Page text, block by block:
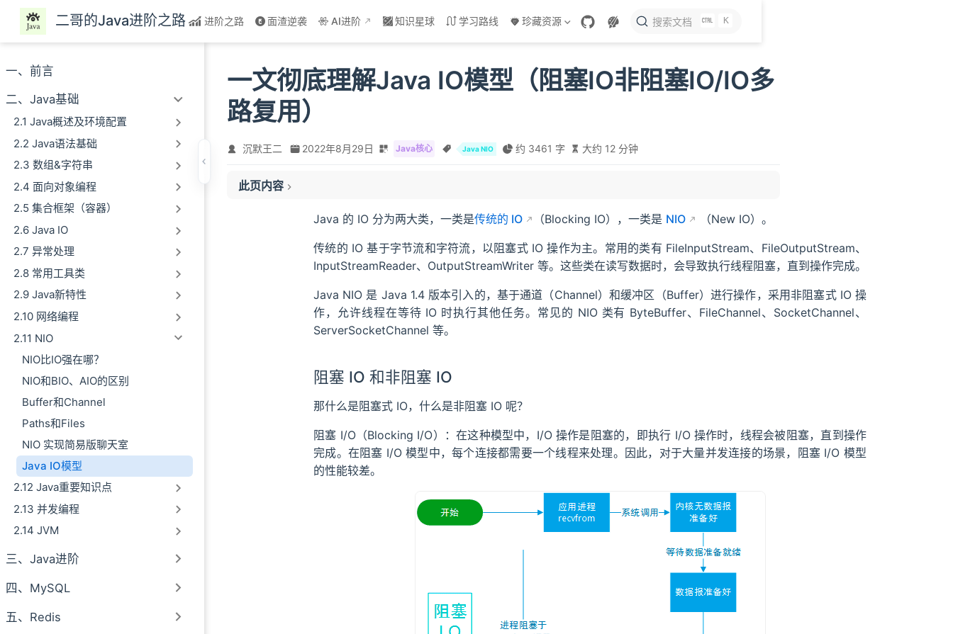
跳至主要內容
二哥的Java进阶之路 进阶之路 面渣逆袭 AI进阶 知识星球 学习路线 珍藏资源 搜索文档 K
一、前言
二、Java基础
2.1 Java概述及环境配置
2.2 Java语法基础
2.3 数组&字符串
2.4 面向对象编程
2.5 集合框架（容器）
2.6 Java IO
2.7 异常处理
2.8 常用工具类
2.9 Java新特性
2.10 网络编程
2.11 NIO
NIO比IO强在哪？
NIO和BIO、AIO的区别
Buffer和Channel
Paths和Files
NIO 实现简易版聊天室
Java IO模型
2.12 Java重要知识点
2.13 并发编程
2.14 JVM
三、Java进阶
四、MySQL
五、Redis
一文彻底理解Java IO模型（阻塞IO非阻塞IO/IO多
路复用）
沉默王二 2022年8月29日 Java核心 Java NIO 约 3461 字 大约 12 分钟
此页内容
内核空间和用户空间
Java 的 IO 分为两大类，一类是传统的 IO （Blocking IO），一类是 NIO （New IO）。
传统的 IO 基于字节流和字符流，以阻塞式 IO 操作为主。常用的类有 FileInputStream、FileOutputStream、
InputStreamReader、OutputStreamWriter 等。这些类在读写数据时，会导致执行线程阻塞，直到操作完成。
Java NIO 是 Java 1.4 版本引入的，基于通道（Channel）和缓冲区（Buffer）进行操作，采用非阻塞式 IO 操
作，允许线程在等待 IO 时执行其他任务。常见的 NIO 类有 ByteBuffer、FileChannel、SocketChannel、
ServerSocketChannel 等。
阻塞 IO 和非阻塞 IO
那什么是阻塞式 IO，什么是非阻塞 IO 呢？
阻塞 I/O（Blocking I/O）：在这种模型中，I/O 操作是阻塞的，即执行 I/O 操作时，线程会被阻塞，直到操作
完成。在阻塞 I/O 模型中，每个连接都需要一个线程来处理。因此，对于大量并发连接的场景，阻塞 I/O 模型
的性能较差。